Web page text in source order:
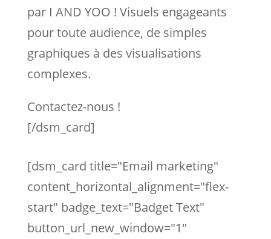
par I AND YOO ! Visuels engageants
pour toute audience, de simples
graphiques à des visualisations
complexes.
Contactez-nous !
[/dsm_card]
[dsm_card title="Email marketing"
content_horizontal_alignment="flex-
start" badge_text="Badget Text"
button_url_new_window="1"